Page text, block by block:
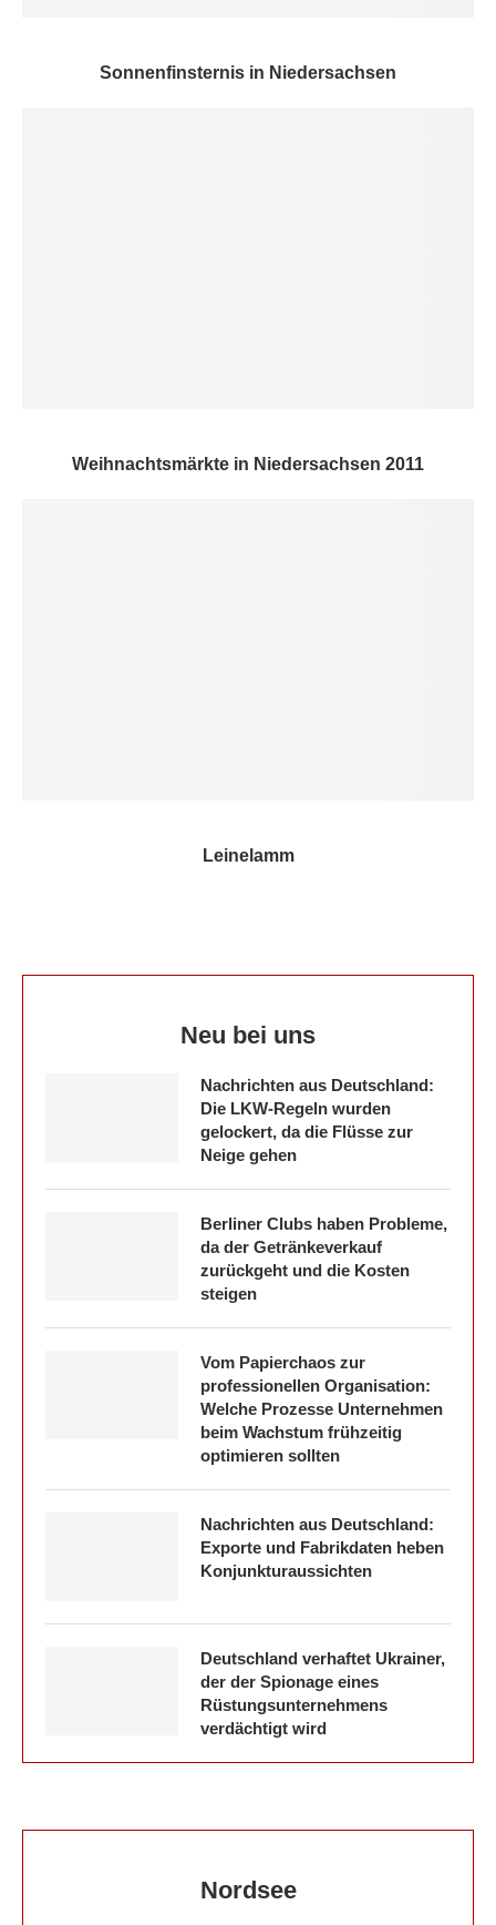
Sonnenfinsternis in Niedersachsen
Weihnachtsmärkte in Niedersachsen 2011
Leinelamm
Neu bei uns
Nachrichten aus Deutschland:
Die LKW-Regeln wurden
gelockert, da die Flüsse zur
Neige gehen
Berliner Clubs haben Probleme,
da der Getränkeverkauf
zurückgeht und die Kosten
steigen
Vom Papierchaos zur
professionellen Organisation:
Welche Prozesse Unternehmen
beim Wachstum frühzeitig
optimieren sollten
Nachrichten aus Deutschland:
Exporte und Fabrikdaten heben
Konjunkturaussichten
Deutschland verhaftet Ukrainer,
der der Spionage eines
Rüstungsunternehmens
verdächtigt wird
Nordsee